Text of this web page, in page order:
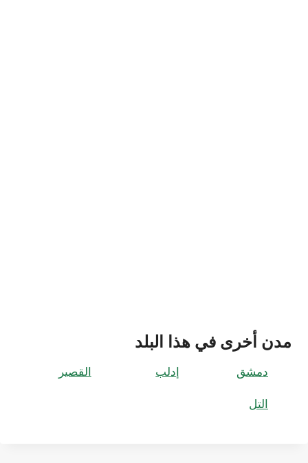
مدن أخرى في هذا البلد
دمشق إدلب القصير
التل